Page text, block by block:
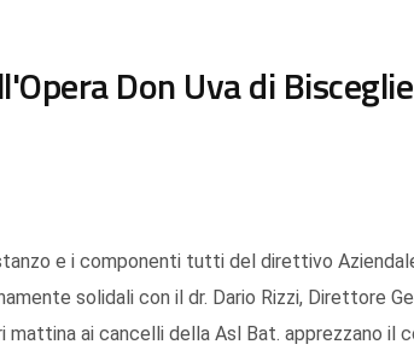
Don Uva di Bisceglie
e i componenti tutti del direttivo
solidali con il dr. Dario Rizzi, Direttore
ai cancelli della Asl Bat. apprezzano il